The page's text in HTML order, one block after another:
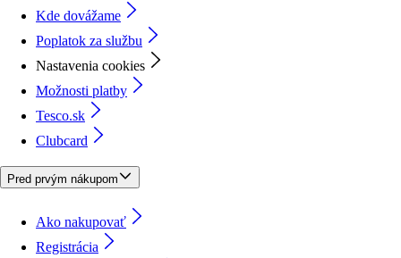
Kde dovážame
Poplatok za službu
Nastavenia cookies
Možnosti platby
Tesco.sk
Clubcard
Pred prvým nákupom
Ako nakupovať
Registrácia